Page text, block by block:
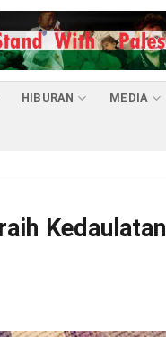
HIBURAN MEDIA
Kedaulatan